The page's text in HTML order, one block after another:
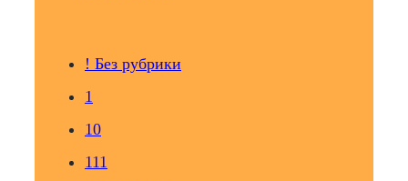
! Без рубрики
1
10
111